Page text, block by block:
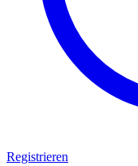
Registrieren